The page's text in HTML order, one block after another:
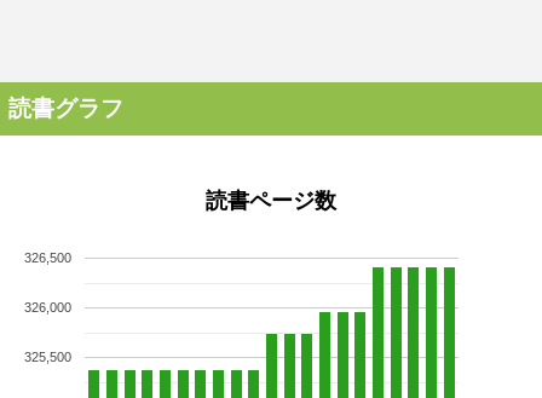
読書グラフ
読書ページ数
325,500
326,000
326,500